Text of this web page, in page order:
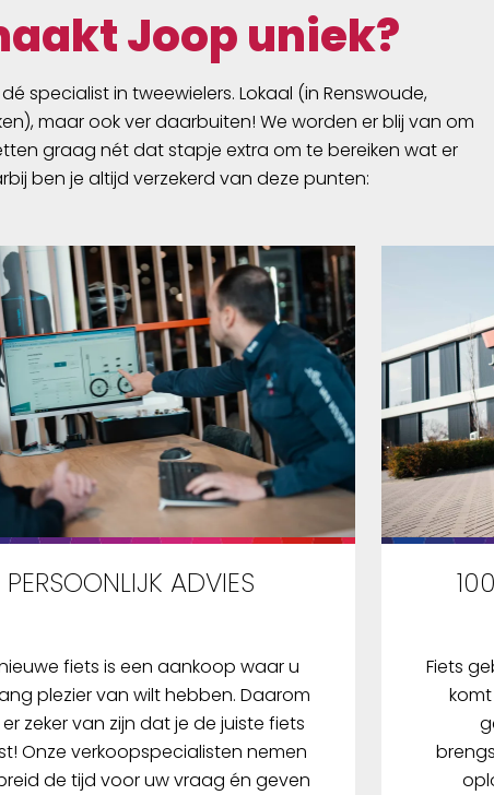
Joop uniek?
dé specialist in tweewielers. Lokaal (in Renswoude,
maar ook ver daarbuiten! We worden er blij van om
graag nét dat stapje extra om te bereiken wat er
ben je altijd verzekerd van deze punten:
PERSOONLIJK ADVIES
fiets is een aankoop waar u
plezier van wilt hebben. Daarom
zeker van zijn dat je de juiste fiets
Onze verkoopspecialisten nemen
de tijd voor uw vraag én geven
Fiets